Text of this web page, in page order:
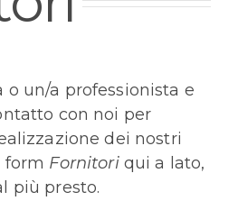
o un/a professionista e
con noi per
dei nostri
form Fornitoriqui a lato,
più presto.